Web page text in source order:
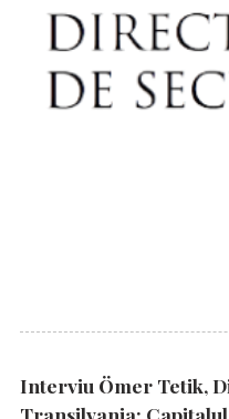
Interviu Ömer Tetik,